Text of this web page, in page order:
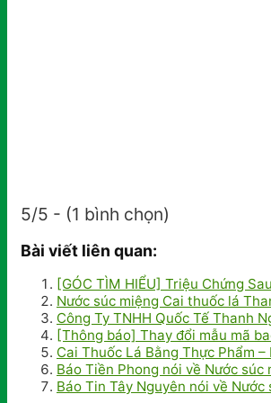
5/5 - (1 bình chọn)
Bài viết liên quan:
[GÓC TÌM HIỂU] Triệu Chứng
Nước súc miệng Cai thuốc lá
Công Ty TNHH Quốc Tế Thanh
[Thông báo] Thay đổi mẫu mã
Cai Thuốc Lá Bằng Thực Phẩm
Báo Tiền Phong nói về Nước
Báo Tin Tây Nguyên nói về